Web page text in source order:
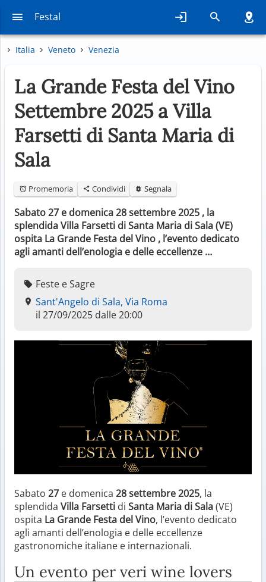
Festal
Italia Veneto Venezia
La Grande Festa del Vino
Settembre 2025 a Villa
Farsetti di Santa Maria di
Sala
Promemoria Condividi Segnala
Sabato 27 e domenica 28 settembre 2025 , la
splendida Villa Farsetti di Santa Maria di Sala (VE)
ospita La Grande Festa del Vino , l’evento dedicato
agli amanti dell’enologia e delle eccellenze …
Feste e Sagre
Sant'Angelo di Sala, Via Roma
il 27/09/2025 dalle 20:00
Sabato 27 e domenica 28 settembre 2025, la
splendida Villa Farsetti di Santa Maria di Sala(VE)
ospita La Grande Festa del Vino, l’evento dedicato
agli amanti dell’enologia e delle eccellenze
gastronomiche italiane e internazionali.
Un evento per veri wine lovers